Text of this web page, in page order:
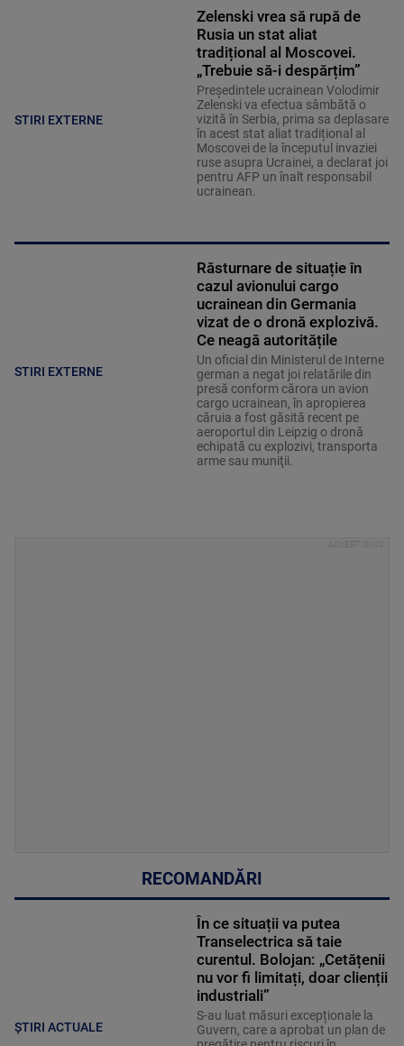
STIRI EXTERNE
Zelenski vrea să rupă de
Rusia un stat aliat
tradițional al Moscovei.
„Trebuie să-i despărțim”
Președintele ucrainean Volodimir
Zelenski va efectua sâmbătă o
vizită în Serbia, prima sa deplasare
în acest stat aliat tradițional al
Moscovei de la începutul invaziei
ruse asupra Ucrainei, a declarat joi
pentru AFP un înalt responsabil
ucrainean.
STIRI EXTERNE
Răsturnare de situație în
cazul avionului cargo
ucrainean din Germania
vizat de o dronă explozivă.
Ce neagă autoritățile
Un oficial din Ministerul de Interne
german a negat joi relatările din
presă conform cărora un avion
cargo ucrainean, în apropierea
căruia a fost găsită recent pe
aeroportul din Leipzig o dronă
echipată cu explozivi, transporta
arme sau muniţii.
RECOMANDĂRI
ȘTIRI ACTUALE
În ce situații va putea
Transelectrica să taie
curentul. Bolojan: „Cetățenii
nu vor fi limitați, doar clienții
industriali”
S-au luat măsuri excepționale la
Guvern, care a aprobat un plan de